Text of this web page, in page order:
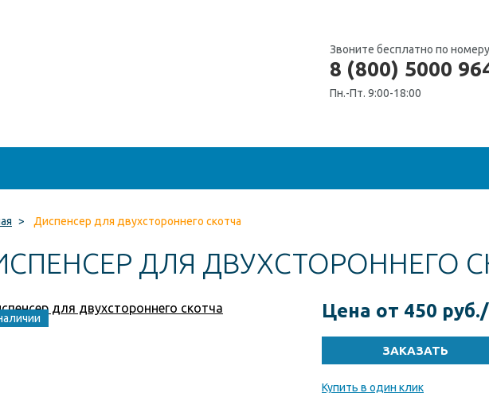
Звоните бесплатно по номеру
8 (800) 5000
Пн.-Пт. 9:00-18:00
> Диспенсер для двухстороннего скотча
ДЛЯ ДВУХСТОРОННЕГО
Цена от 450
Купить в один клик